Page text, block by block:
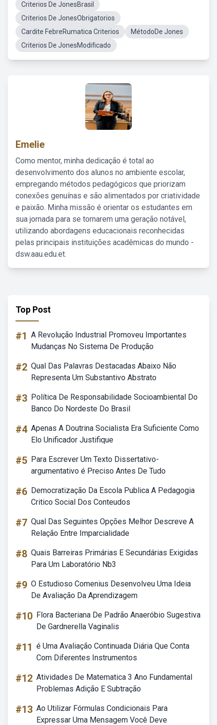
Criterios De JonesBrasil
Criterios De JonesObrigatorios
Cardite FebreRumatica Criterios
MétodoDe Jones
Criterios De JonesModificado
Emelie
Como mentor, minha dedicação é total ao
desenvolvimento dos alunos no ambiente escolar,
empregando métodos pedagógicos que priorizam
conexões genuínas e são alimentados por criatividade
e paixão. Minha missão é orientar os estudantes em
sua jornada para se tornarem uma geração notável,
utilizando abordagens educacionais reconhecidas
pelas principais instituições acadêmicas do mundo -
dsw.aau.edu.et.
Top Post
#1 A Revolução Industrial Promoveu Importantes
Mudanças No Sistema De Produção
#2 Qual Das Palavras Destacadas Abaixo Não
Representa Um Substantivo Abstrato
#3 Política De Responsabilidade Socioambiental Do
Banco Do Nordeste Do Brasil
#4 Apenas A Doutrina Socialista Era Suficiente Como
Elo Unificador Justifique
#5 Para Escrever Um Texto Dissertativo-
argumentativo é Preciso Antes De Tudo
#6 Democratização Da Escola Publica A Pedagogia
Critico Social Dos Conteudos
#7 Qual Das Seguintes Opções Melhor Descreve A
Relação Entre Imparcialidade
#8 Quais Barreiras Primárias E Secundárias Exigidas
Para Um Laboratório Nb3
#9 O Estudioso Comenius Desenvolveu Uma Ideia
De Avaliação Da Aprendizagem
#10 Flora Bacteriana De Padrão Anaeróbio Sugestiva
De Gardnerella Vaginalis
#11 é Uma Avaliação Continuada Diária Que Conta
Com Diferentes Instrumentos
#12 Atividades De Matematica 3 Ano Fundamental
Problemas Adição E Subtração
#13 Ao Utilizar Fórmulas Condicionais Para
Expressar Uma Mensagem Você Deve